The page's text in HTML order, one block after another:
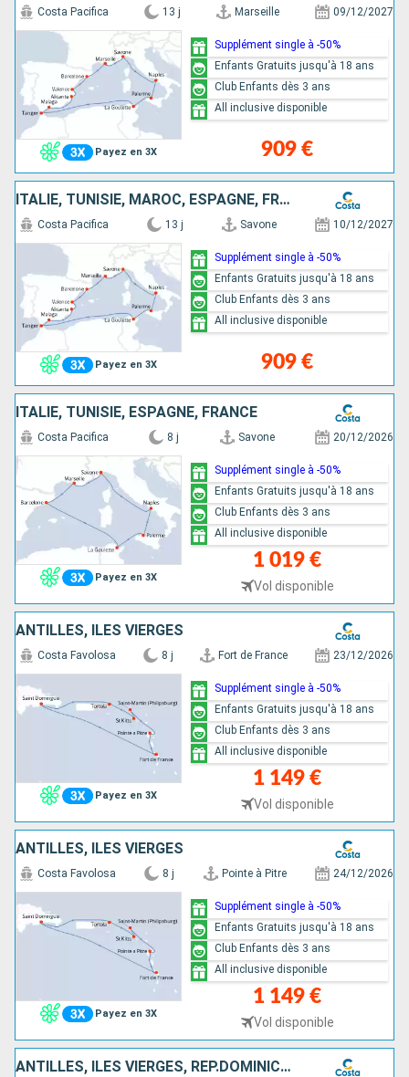
Payez en 3X
Costa Pacifica 13 j Marseille 09/12/2027
909 €
Supplément single à -50%
Enfants Gratuits jusqu'à 18 ans
Club Enfants dès 3 ans
All inclusive disponible
ITALIE, TUNISIE, MAROC, ESPAGNE, FRANCE
Payez en 3X
Costa Pacifica 13 j Savone 10/12/2027
909 €
Supplément single à -50%
Enfants Gratuits jusqu'à 18 ans
Club Enfants dès 3 ans
All inclusive disponible
ITALIE, TUNISIE, ESPAGNE, FRANCE
Payez en 3X
Costa Pacifica 8 j Savone 20/12/2026
1 019 €
Vol disponible
Supplément single à -50%
Enfants Gratuits jusqu'à 18 ans
Club Enfants dès 3 ans
All inclusive disponible
ANTILLES, ILES VIERGES
Payez en 3X
Costa Favolosa 8 j Fort de France 23/12/2026
1 149 €
Vol disponible
Supplément single à -50%
Enfants Gratuits jusqu'à 18 ans
Club Enfants dès 3 ans
All inclusive disponible
ANTILLES, ILES VIERGES
Payez en 3X
Costa Favolosa 8 j Pointe à Pitre 24/12/2026
1 149 €
Vol disponible
Supplément single à -50%
Enfants Gratuits jusqu'à 18 ans
Club Enfants dès 3 ans
All inclusive disponible
ANTILLES, ILES VIERGES, RÉP.DOMINICAINE, TURKS ET CAICOS